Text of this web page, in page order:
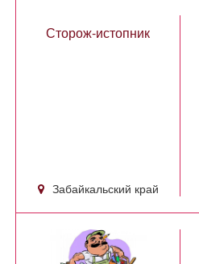
Сторож-истопник
Забайкальский край